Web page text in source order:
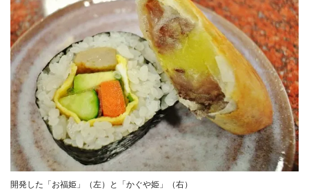
開発した「お福姫」（左）と「かぐや姫」（右）